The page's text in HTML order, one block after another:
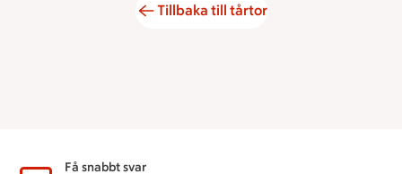
Tillbaka till tårtor
Få snabbt svar